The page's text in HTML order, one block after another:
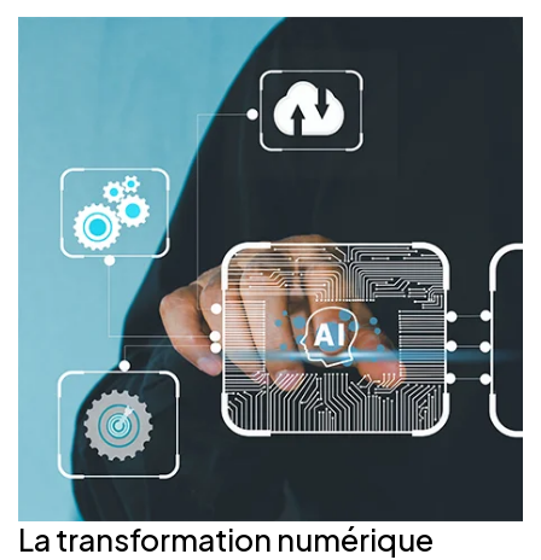
La transformation numérique